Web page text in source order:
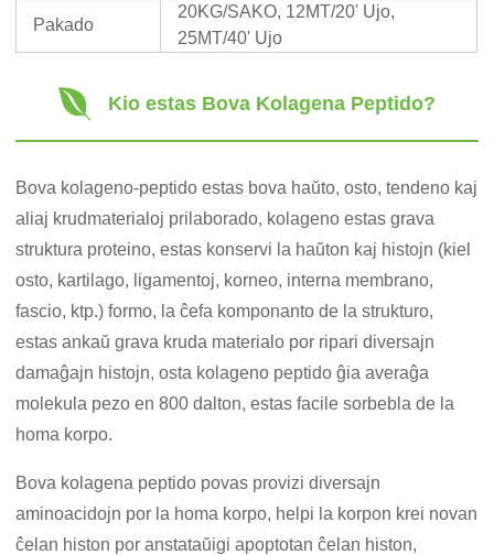
Pakado
20KG/SAKO, 12MT/20' Ujo,
25MT/40' Ujo
Kio estas Bova Kolagena Peptido?
Bova kolageno-peptido estas bova haŭto, osto, tendeno kaj
aliaj krudmaterialoj prilaborado, kolageno estas grava
struktura proteino, estas konservi la haŭton kaj histojn (kiel
osto, kartilago, ligamentoj, korneo, interna membrano,
fascio, ktp.) formo, la ĉefa komponanto de la strukturo,
estas ankaŭ grava kruda materialo por ripari diversajn
damaĝajn histojn, osta kolageno peptido ĝia averaĝa
molekula pezo en 800 dalton, estas facile sorbebla de la
homa korpo.
Bova kolagena peptido povas provizi diversajn
aminoacidojn por la homa korpo, helpi la korpon krei novan
ĉelan histon por anstataŭigi apoptotan ĉelan histon,